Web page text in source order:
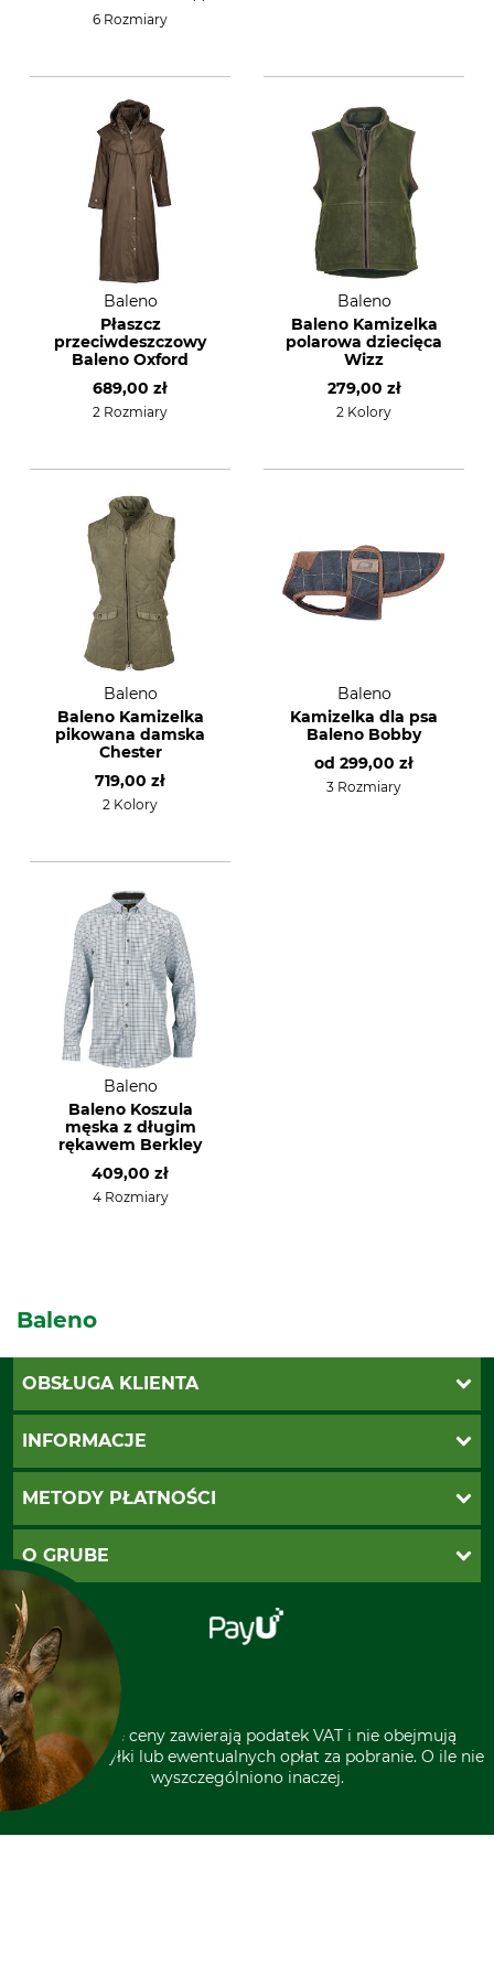
6 Rozmiary
Baleno
Płaszcz
przeciwdeszczowy
Baleno Oxford
689,00 zł
2 Rozmiary
Baleno
Baleno Kamizelka
polarowa dziecięca
Wizz
279,00 zł
2 Kolory
Baleno
Baleno Kamizelka
pikowana damska
Chester
719,00 zł
2 Kolory
Baleno
Kamizelka dla psa
Baleno Bobby
od 299,00 zł
3 Rozmiary
Baleno
Baleno Koszula
męska z długim
rękawem Berkley
409,00 zł
4 Rozmiary
Baleno
OBSŁUGA KLIENTA
Katalogi Grube
Ustawienia plików cookie
INFORMACJE
Koszty dostawy
Regulamin sklepu
Klauzula RODO
Odstąpienie od zamówienia
METODY PŁATNOŚCI
PayU
Za pobraniem (z dopłatą)
Polecenie zapłaty SEPA
O GRUBE
Sklep stacjonarny
Kontakt
Grube w Europie
* Wszystkie ceny zawierają podatek VAT i nie obejmują
kosztów wysyłki lub ewentualnych opłat za pobranie. O ile nie
wyszczególniono inaczej.